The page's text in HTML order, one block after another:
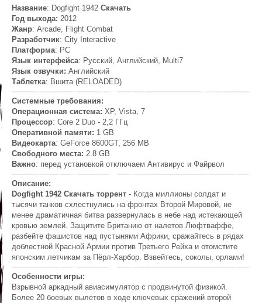
Название: Dogfight 1942 Скачать
Год выхода: 2012
Жанр: Arcade, Flight Combat
Разработчик: City Interactive
Платформа: PC
Язык интерфейса: Русский, Английский, Multi7
Язык озвучки: Английский
Таблетка: Вшита (RELOADED)
Системные требования:
Операционная система: XP, Vista, 7
Процессор: Core 2 Duo - 2,2 ГГц
Оперативной памяти: 1 GB
Видеокарта: GeForce 8600GT, 256 MB
Свободного места: 2.8 GB
Важно: перед установкой отключаем Антивирус и Файрвол
Описание:
Dogfight 1942 Скачать торрент - Когда миллионы солдат и
тысячи танков схлестнулись на фронтах Второй Мировой, не
менее драматичная битва развернулась в небе над истекающей
кровью землей. Защитите Британию от налетов Люфтваффе,
разбейте фашистов над пустынями Африки, сражайтесь в рядах
доблестной Красной Армии против Третьего Рейха и отомстите
японским летчикам за Пёрл-Харбор. Взвейтесь, соколы, орлами!
Особенности игры:
Взрывной аркадный авиасимулятор с продвинутой физикой.
Более 20 боевых вылетов в ходе ключевых сражений второй